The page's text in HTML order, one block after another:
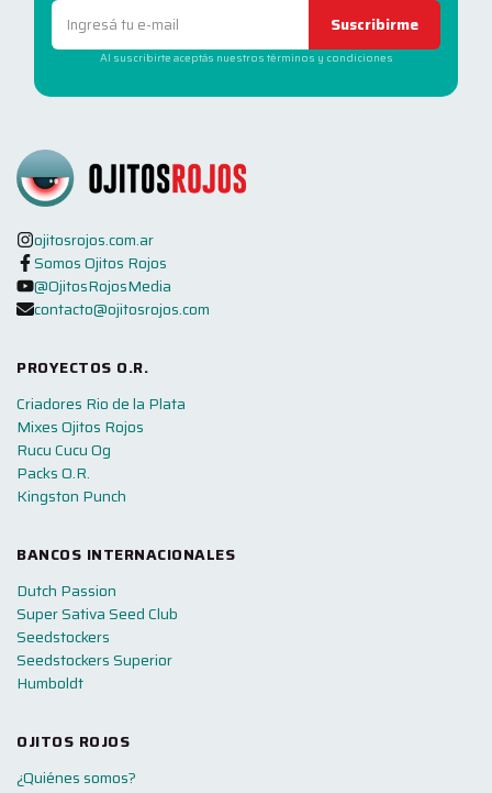
Suscribirme
Al suscribirte aceptás nuestros términos y condiciones
ojitosrojos.com.ar
Somos Ojitos Rojos
@OjitosRojosMedia
contacto@ojitosrojos.com
PROYECTOS O.R.
Criadores Rio de la Plata
Mixes Ojitos Rojos
Rucu Cucu Og
Packs O.R.
Kingston Punch
BANCOS INTERNACIONALES
Dutch Passion
Super Sativa Seed Club
Seedstockers
Seedstockers Superior
Humboldt
OJITOS ROJOS
¿Quiénes somos?